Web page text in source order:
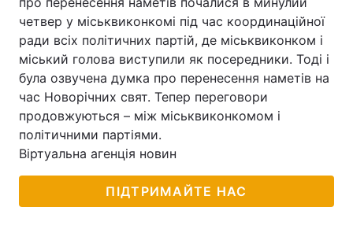
Головна Війна
Україна
Світ
четвер у міськвиконкомі під час координаційної
ради всіх політичних партій, де міськвиконком і
міський голова виступили як посередники. Тоді і
була озвучена думка про перенесення наметів на
час Новорічних свят. Тепер переговори
продовжуються – між міськвиконкомом і
політичними партіями.
Віртуальна агенція новин
ПІДТРИМАЙТЕ НАС